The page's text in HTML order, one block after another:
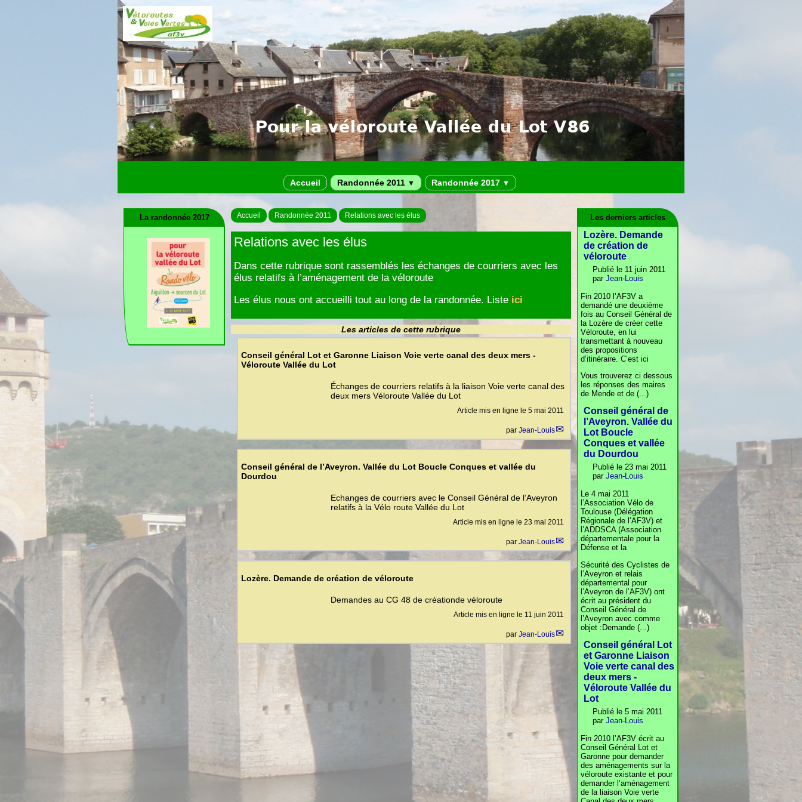
Accueil Randonnée 2011 ▼ Randonnée 2017 ▼
Accueil Randonnée 2011 Relations avec les élus
Relations avec les élus
Dans cette rubrique sont rassemblés les échanges de courriers avec les
élus relatifs à l’aménagement de la véloroute
Les élus nous ont accueilli tout au long de la randonnée. Liste ici
Les articles de cette rubrique
Conseil général Lot et Garonne Liaison Voie verte canal des deux mers -
Véloroute Vallée du Lot
Échanges de courriers relatifs à la liaison Voie verte canal des
deux mers Véloroute Vallée du Lot
Article mis en ligne le 5 mai 2011
par Jean-Louis
Conseil général de l’Aveyron. Vallée du Lot Boucle Conques et vallée du
Dourdou
Echanges de courriers avec le Conseil Général de l’Aveyron
relatifs à la Vélo route Vallée du Lot
Article mis en ligne le 23 mai 2011
par Jean-Louis
Lozère. Demande de création de véloroute
Demandes au CG 48 de créationde véloroute
Article mis en ligne le 11 juin 2011
par Jean-Louis
La randonnée 2017 Les derniers articles
Lozère. Demande
de création de
véloroute
Publié le 11 juin 2011
par Jean-Louis
Fin 2010 l’AF3V a
demandé une deuxième
fois au Conseil Général de
la Lozère de créer cette
Véloroute, en lui
transmettant à nouveau
des propositions
d’itinéraire. C’est ici
Vous trouverez ci dessous
les réponses des maires
de Mende et de (...)
Conseil général de
l’Aveyron. Vallée du
Lot Boucle
Conques et vallée
du Dourdou
Publié le 23 mai 2011
par Jean-Louis
Le 4 mai 2011
l’Association Vélo de
Toulouse (Délégation
Régionale de l’AF3V) et
l’ADDSCA (Association
départementale pour la
Défense et la
Sécurité des Cyclistes de
l’Aveyron et relais
départemental pour
l’Aveyron de l’AF3V) ont
écrit au président du
Conseil Général de
l’Aveyron avec comme
objet :Demande (...)
Conseil général Lot
et Garonne Liaison
Voie verte canal des
deux mers -
Véloroute Vallée du
Lot
Publié le 5 mai 2011
par Jean-Louis
Fin 2010 l’AF3V écrit au
Conseil Général Lot et
Garonne pour demander
des aménagements sur la
véloroute existante et pour
demander l’aménagement
de la liaison Voie verte